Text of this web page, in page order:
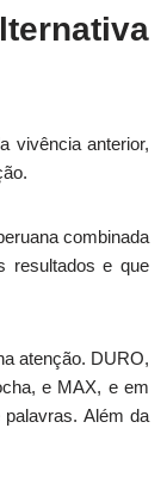
vivência anterior,
combinada
resultados e que
atenção. DURO,
e MAX, e em
Além da